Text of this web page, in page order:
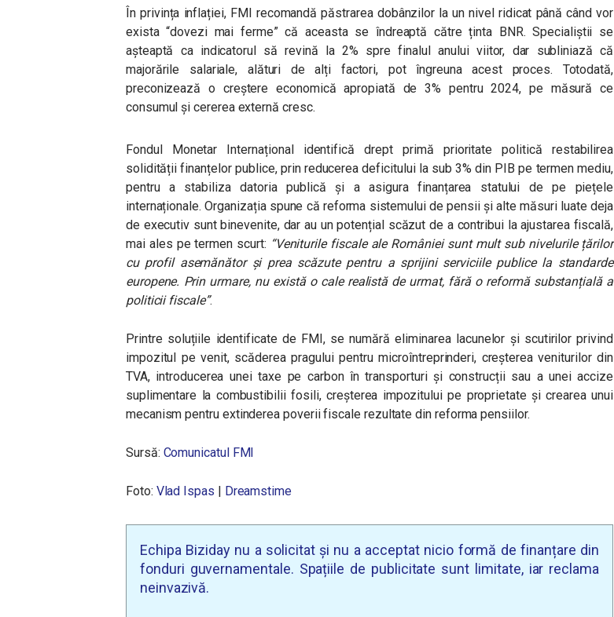
În privința inflației, FMI recomandă păstrarea dobânzilor la un nivel ridicat până când vor
exista “dovezi mai ferme” că aceasta se îndreaptă către ținta BNR. Specialiștii se
așteaptă ca indicatorul să revină la 2% spre finalul anului viitor, dar subliniază că
majorările salariale, alături de alți factori, pot îngreuna acest proces. Totodată,
preconizează o creștere economică apropiată de 3% pentru 2024, pe măsură ce
consumul și cererea externă cresc.
Fondul Monetar Internațional identifică drept primă prioritate politică restabilirea
solidității finanțelor publice, prin reducerea deficitului la sub 3% din PIB pe termen mediu,
pentru a stabiliza datoria publică și a asigura finanțarea statului de pe piețele
internaționale. Organizația spune că reforma sistemului de pensii și alte măsuri luate deja
de executiv sunt binevenite, dar au un potențial scăzut de a contribui la ajustarea fiscală,
mai ales pe termen scurt: “Veniturile fiscale ale României sunt mult sub nivelurile țărilor
cu profil asemănător și prea scăzute pentru a sprijini serviciile publice la standarde
europene. Prin urmare, nu există o cale realistă de urmat, fără o reformă substanțială a
politicii fiscale”.
Printre soluțiile identificate de FMI, se numără eliminarea lacunelor și scutirilor privind
impozitul pe venit, scăderea pragului pentru microîntreprinderi, creșterea veniturilor din
TVA, introducerea unei taxe pe carbon în transporturi și construcții sau a unei accize
suplimentare la combustibilii fosili, creșterea impozitului pe proprietate și crearea unui
mecanism pentru extinderea poverii fiscale rezultate din reforma pensiilor.
Sursă: Comunicatul FMI
Foto: Vlad Ispas | Dreamstime
Echipa Biziday nu a solicitat și nu a acceptat nicio formă de finanțare din
fonduri guvernamentale. Spațiile de publicitate sunt limitate, iar reclama
neinvazivă.